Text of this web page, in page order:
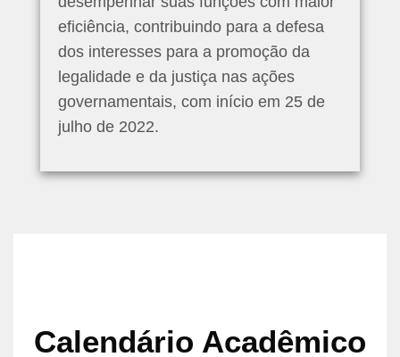
eficiência, contribuindo para a defesa
dos interesses para a promoção da
legalidade e da justiça nas ações
governamentais, com início em 25 de
julho de 2022.
Calendário Acadêmico